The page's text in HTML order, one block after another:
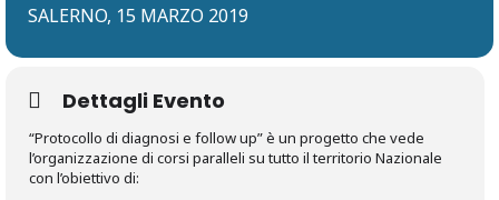
SALERNO, 15 MARZO 2019
Dettagli Evento
“Protocollo di diagnosi e follow up” è un progetto che vede
l’organizzazione di corsi paralleli su tutto il territorio Nazionale
con l’obiettivo di: